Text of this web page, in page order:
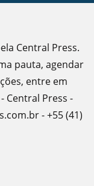
Central Press.
pauta, agendar
entre em
Central Press -
- +55 (41)